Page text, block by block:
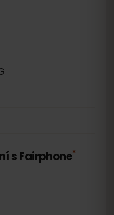
sFairphone*